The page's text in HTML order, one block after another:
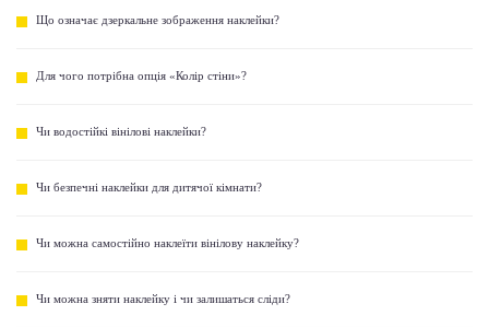
Що означає дзеркальне зображення наклейки?
Для чого потрібна опція «Колір стіни»?
Чи водостійкі вінілові наклейки?
Чи безпечні наклейки для дитячої кімнати?
Чи можна самостійно наклеїти вінілову наклейку?
Чи можна зняти наклейку і чи залишаться сліди?